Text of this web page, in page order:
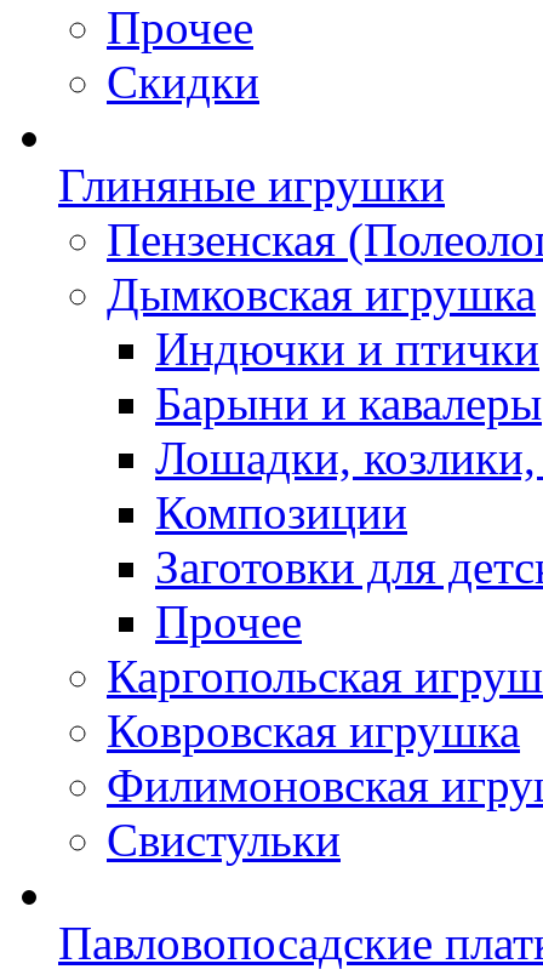
Прочее
Скидки
Глиняные игрушки
Пензенская
Дымковская игрушка
Индючки и птички
Барыни и кавалеры
Лошадки,
Композиции
Заготовки для
Прочее
Каргопольская
Ковровская игрушка
Филимоновская
Свистульки
Павловопосадские